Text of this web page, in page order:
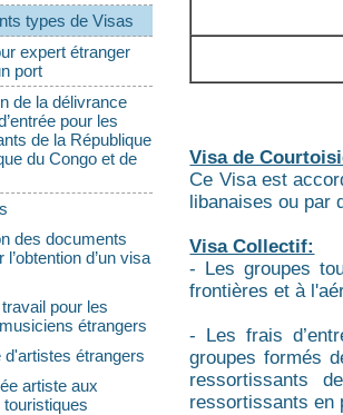
types de Visas
expert étranger
port
de la délivrance
pour les
de la République
du Congo et de
des documents
l’obtention d’un visa
pour les
étrangers
d'artistes étrangers
artiste aux
Visa de
Ce Visa est
libanaises ou par
Visa Collectif:
- Les groupes
frontièreset à
- Les frais
groupes formés
ressortissants
ressortissants en